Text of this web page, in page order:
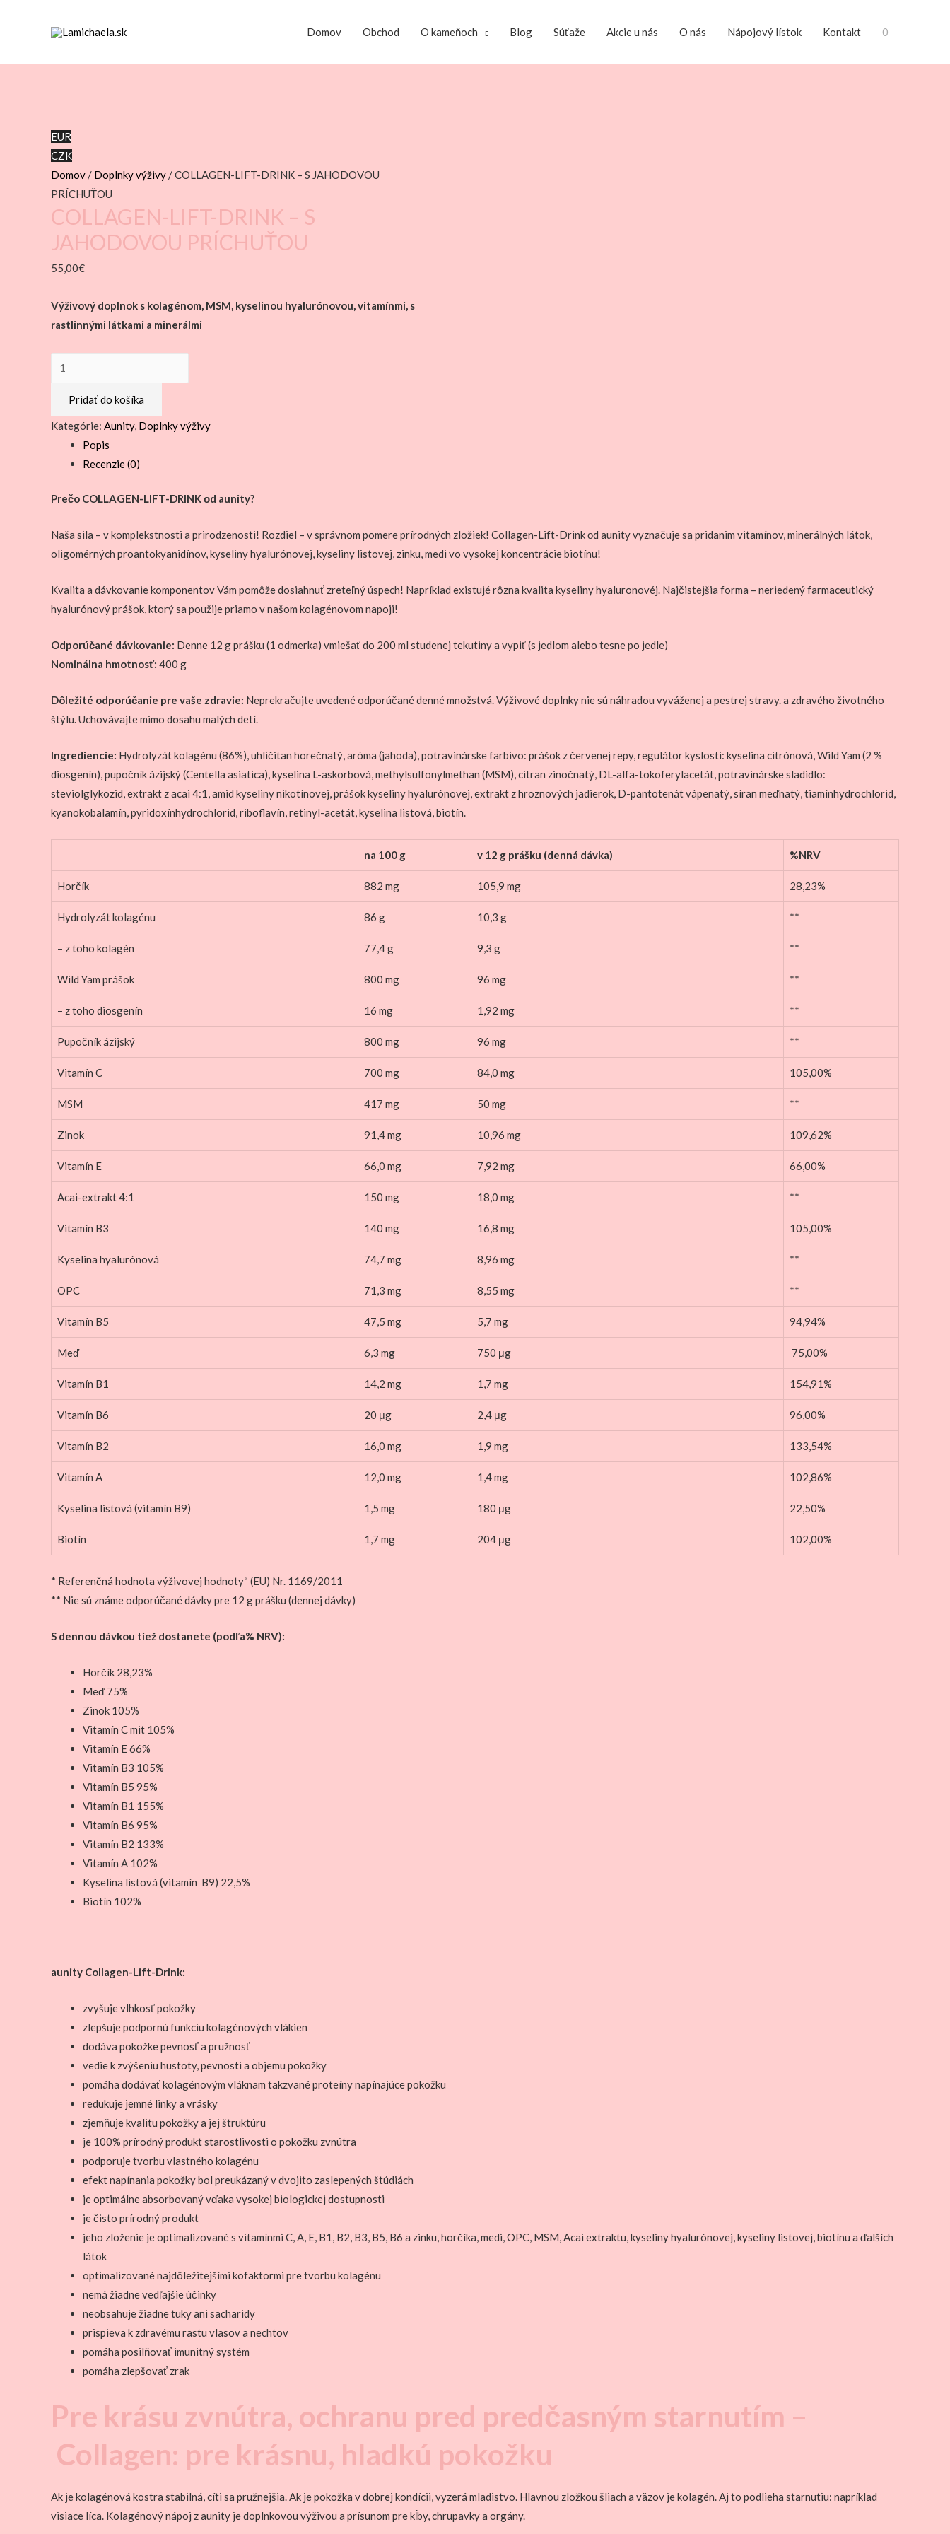
Domov Obchod O kameňoch Blog Súťaže Akcie u nás O nás Nápojový lístok Kontakt 0
EUR
CZK
Domov/ Doplnky výživy/ COLLAGEN-LIFT-DRINK – S JAHODOVOU
PRÍCHUŤOU
COLLAGEN-LIFT-DRINK – S
JAHODOVOU PRÍCHUŤOU
55,00€
Výživový doplnok s kolagénom, MSM, kyselinou hyalurónovou, vitamínmi, s
rastlinnými látkami a minerálmi
množstvo
COLLAGEN-
LIFT-
DRINK
PRÍCHUŤOU
Pridať do košíka
Kategórie: Aunity, Doplnky výživy
Popis
Recenzie (0)
Prečo COLLAGEN-LIFT-DRINK оd aunity?
Naša sila – v komplekstnosti a prirodzenosti! Rozdiel – v správnom pomere prírodných zložiek! Collagen-Lift-Drink оd aunity vyznačuje sa pridanim vitamínov, minerálných látok,
oligomérných proantokyanidínov, kyseliny hyalurónovej, kyseliny listovej, zinku, medi vo vysokej koncentrácie biotínu!
Kvalita a dávkovanie komponentov Vám pomôže dosiahnuť zreteľný úspech! Napríklad existujé rôzna kvalita kyseliny hyaluronovéj. Najčistejšia forma – neriedený farmaceutický
hyalurónový prášok, ktorý sa použije priamo v našom kolagénovom napoji!
Odporúčané dávkovanie: Denne 12 g prášku (1 odmerka) vmiešať do 200 ml studenej tekutiny a vypiť (s jedlom alebo tesne po jedle)
Nominálna hmotnosť: 400 g
Dôležité odporúčanie pre vaše zdravie: Neprekračujte uvedené odporúčané denné množstvá. Výživové doplnky nie sú náhradou vyváženej a pestrej stravy. a zdravého životného
štýlu. Uchovávajte mimo dosahu malých detí.
Ingrediencie: Hydrolyzát kolagénu (86%), uhličitan horečnatý, aróma (jahoda), potravinárske farbivo: prášok z červenej repy, regulátor kyslosti: kyselina citrónová, Wild Yam (2 %
diosgenín), pupočník ázijský (Centella asiatica), kyselina L-askorbová, methylsulfonylmethan (MSM), citran zinočnatý, DL-alfa-tokoferylacetát, potravinárske sladidlo:
steviolglykozid, extrakt z acai 4:1, amid kyseliny nikotínovej, prášok kyseliny hyalurónovej, extrakt z hroznových jadierok, D-pantotenát vápenatý, síran meďnatý, tiamínhydrochlorid,
kyanokobalamín, pyridoxínhydrochlorid, riboflavín, retinyl-acetát, kyselina listová, biotín.
na 100 g v 12 g prášku (denná dávka) %NRV
Horčík 882 mg 105,9 mg 28,23%
Hydrolyzát kolagénu 86 g 10,3 g **
– z toho kolagén 77,4 g 9,3 g **
Wild Yam prášok 800 mg 96 mg **
– z toho diosgenín 16 mg 1,92 mg **
Pupočník ázijský 800 mg 96 mg **
Vitamín C 700 mg 84,0 mg 105,00%
MSM 417 mg 50 mg **
Zinok 91,4 mg 10,96 mg 109,62%
Vitamín E 66,0 mg 7,92 mg 66,00%
Acai-extrakt 4:1 150 mg 18,0 mg **
Vitamín B3 140 mg 16,8 mg 105,00%
Kyselina hyalurónová 74,7 mg 8,96 mg **
OPC 71,3 mg 8,55 mg **
Vitamín B5 47,5 mg 5,7 mg 94,94%
Meď 6,3 mg 750 μg 75,00%
Vitamín B1 14,2 mg 1,7 mg 154,91%
Vitamín B6 20 μg 2,4 μg 96,00%
Vitamín B2 16,0 mg 1,9 mg 133,54%
Vitamín A 12,0 mg 1,4 mg 102,86%
Kyselina listová (vitamín B9) 1,5 mg 180 μg 22,50%
Biotín 1,7 mg 204 μg 102,00%
* Referenčná hodnota výživovej hodnoty“ (EU) Nr. 1169/2011
** Nie sú známe odporúčané dávky pre 12 g prášku (dennej dávky)
S dennou dávkou tiež dostanete (podľa% NRV):
Horčík 28,23%
Meď 75%
Zinok 105%
Vitamín C mit 105%
Vitamín E 66%
Vitamín B3 105%
Vitamín B5 95%
Vitamín B1 155%
Vitamín B6 95%
Vitamín B2 133%
Vitamín A 102%
Kyselina listová (vitamín B9) 22,5%
Biotín 102%
aunity Collagen-Lift-Drink:
zvyšuje vlhkosť pokožky
zlepšuje podpornú funkciu kolagénových vlákien
dodáva pokožke pevnosť a pružnosť
vedie k zvýšeniu hustoty, pevnosti a objemu pokožky
pomáha dodávať kolagénovým vláknam takzvané proteíny napínajúce pokožku
redukuje jemné linky a vrásky
zjemňuje kvalitu pokožky a jej štruktúru
je 100% prírodný produkt starostlivosti o pokožku zvnútra
podporuje tvorbu vlastného kolagénu
efekt napínania pokožky bol preukázaný v dvojito zaslepených štúdiách
je optimálne absorbovaný vďaka vysokej biologickej dostupnosti
je čisto prírodný produkt
jeho zloženie je optimalizované s vitamínmi C, A, E, B1, B2, B3, B5, B6 a zinku, horčíka, medi, OPC, MSM, Acai extraktu, kyseliny hyalurónovej, kyseliny listovej, biotínu a ďalších
látok
optimalizované najdôležitejšími kofaktormi pre tvorbu kolagénu
nemá žiadne vedľajšie účinky
neobsahuje žiadne tuky ani sacharidy
prispieva k zdravému rastu vlasov a nechtov
pomáha posilňovať imunitný systém
pomáha zlepšovať zrak
Pre krásu zvnútra, ochranu pred predčasným starnutím –
Collagen: pre krásnu, hladkú pokožku
Ak je kolagénová kostra stabilná, cíti sa pružnejšia. Ak je pokožka v dobrej kondícii, vyzerá mladistvo. Hlavnou zložkou šliach a väzov je kolagén. Aj to podlieha starnutiu: napríklad
visiace líca. Kolagénový nápoj z aunity je doplnkovou výživou a prísunom pre kĺby, chrupavky a orgány.